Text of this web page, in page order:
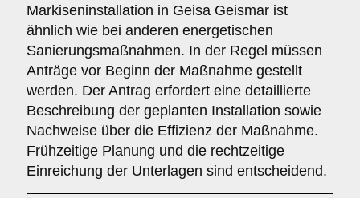
Markiseninstallation in Geisa Geismar ist
ähnlich wie bei anderen energetischen
Sanierungsmaßnahmen. In der Regel müssen
Anträge vor Beginn der Maßnahme gestellt
werden. Der Antrag erfordert eine detaillierte
Beschreibung der geplanten Installation sowie
Nachweise über die Effizienz der Maßnahme.
Frühzeitige Planung und die rechtzeitige
Einreichung der Unterlagen sind entscheidend.